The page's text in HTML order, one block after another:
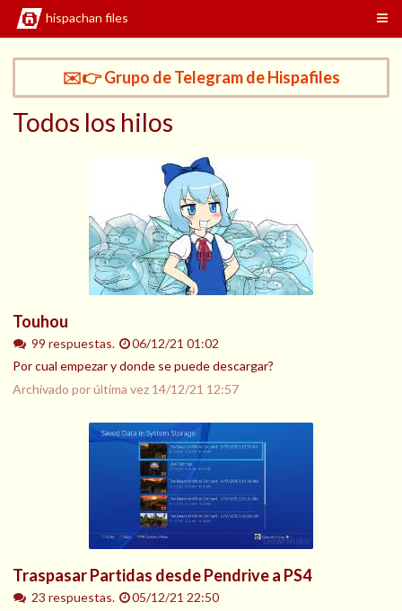
hispachan files
✉️👉 Grupo de Telegram de Hispafiles
Todos los hilos
Touhou
99 respuestas.
06/12/21 01:02
Por cual empezar y donde se puede descargar?
Archivado por última vez 14/12/21 12:57
Traspasar Partidas desde Pendrive a PS4
23 respuestas.
05/12/21 22:50